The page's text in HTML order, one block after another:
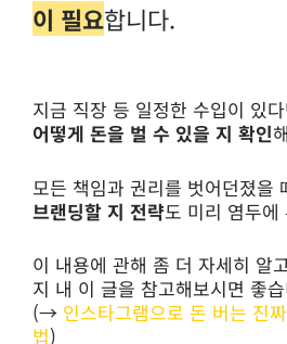
이 필요합니다.
지금 직장 등 일정한 수입이 있
어떻게 돈을 벌 수 있을 지 확인
모든 책임과 권리를 벗어던졌을
브랜딩할 지 전략도 미리 염두에
이 내용에 관해 좀 더 자세히 알
지 내 이 글을 참고해보시면 좋
(→ 인스타그램으로 돈 버는 진
법)